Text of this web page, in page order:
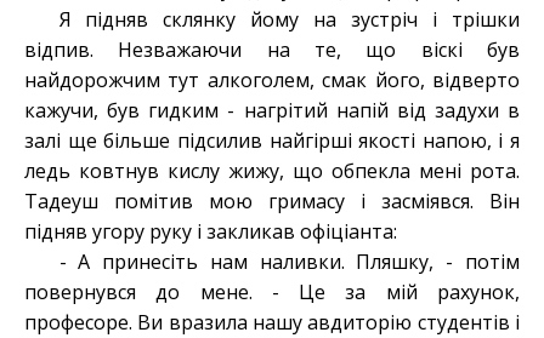
Я підняв склянку йому на зустріч і трішки
відпив. Незважаючи на те, що віскі був
найдорожчим тут алкоголем, смак його, відверто
кажучи, був гидким - нагрітий напій від задухи в
залі ще більше підсилив найгірші якості напою, і я
ледь ковтнув кислу жижу, що обпекла мені рота.
Тадеуш помітив мою гримасу і засміявся. Він
підняв угору руку і закликав офіціанта:
- А принесіть нам наливки. Пляшку, - потім
повернувся до мене. - Це за мій рахунок,
професоре. Ви вразила нашу авдиторію студентів і